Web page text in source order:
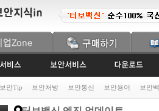
보안Tip 보안처방 보안통신 보안용어 보안